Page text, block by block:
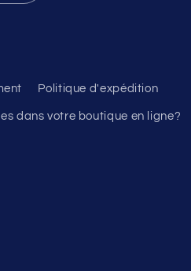
Politique d'expédition
dans votre boutique en ligne?